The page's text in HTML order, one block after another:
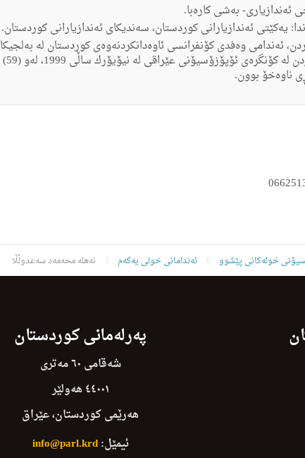
ئه‌ندازیارى- به‌شى كاره‌با.
یه‌كێتى ئه‌ندازیارانى كوردستان، سه‌ندیكاى ئه‌ندازیارانى كوردستان.
ئه‌ندامى وه‌فدى كۆنفرانسى ئاوه‌دانكردنه‌وه‌ى كوردستان له‌ به‌لجیكا
(بروكسیل) ساڵى 1993، به‌شدارى كردن له‌ كۆنگره‌ى ئۆپۆزۆسیۆنى عێراقى له‌ نیۆیۆرك ساڵى 1999، له‌و (59)
ناوه‌خۆ بوون.
خولەکانی پێشوو ئەندامانی خولی یەکەم نه‌هله‌ محه‌مه‌د سه‌عدوڵڵا
پەرلەمانی کوردستان
شەقامی ٦٠ مەتری
٤٤٠٠١ هەولێر
هەرێمی کوردستان، عێراق
ئیمێل:info@parl.krd